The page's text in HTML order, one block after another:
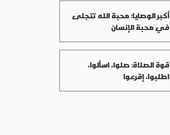
أكبر الوصايا: محبة الله تتجلى
في محبة الإنسان
قوة الصلاة: صلوا، اسألوا،
اطلبوا، إقرعوا